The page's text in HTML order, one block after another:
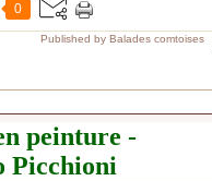
0
Published by Balades comtoises
peinture -
Picchioni